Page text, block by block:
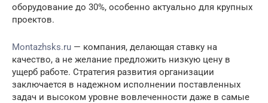
оборудование до 30%, особенно актуально для крупных
проектов.
Montazhsks.ru — компания, делающая ставку на
качество, а не желание предложить низкую цену в
ущерб работе. Стратегия развития организации
заключается в надежном исполнении поставленных
задач и высоком уровне вовлеченности даже в самые